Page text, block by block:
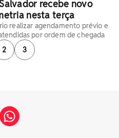
recebe novo
nesta terça
realizar agendamento prévio e
por ordem de chegada
2 3